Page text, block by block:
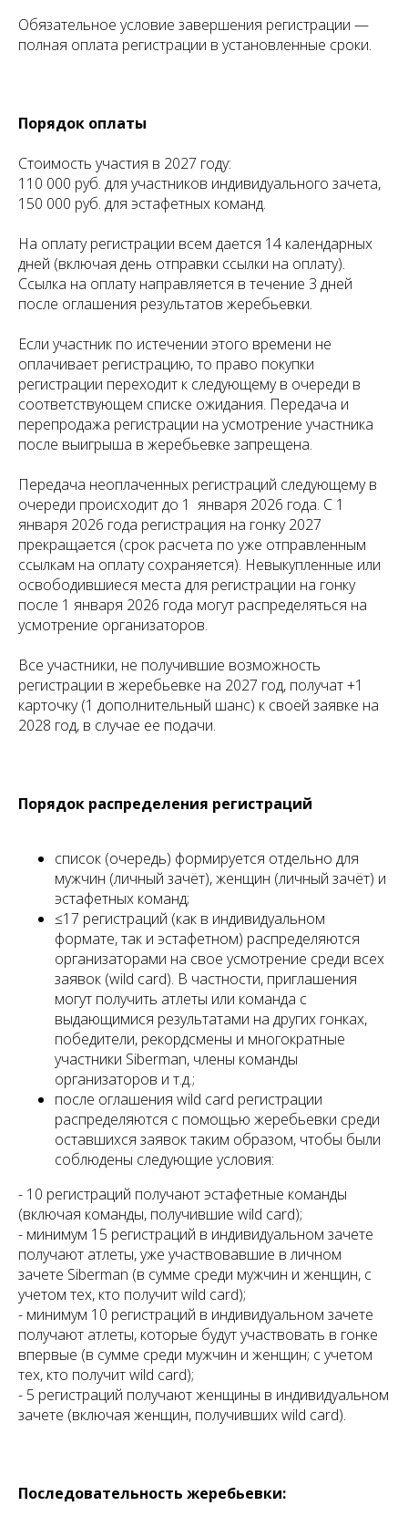
Обязательное условие завершения регистрации —
полная оплата регистрации в установленные сроки.
Порядок оплаты
Стоимость участия в 2027 году:
110 000 руб. для участников индивидуального зачета,
150 000 руб. для эстафетных команд.
На оплату регистрации всем дается 14 календарных
дней (включая день отправки ссылки на оплату).
Ссылка на оплату направляется в течение 3 дней
после оглашения результатов жеребьевки.
Если участник по истечении этого времени не
оплачивает регистрацию, то право покупки
регистрации переходит к следующему в очереди в
соответствующем списке ожидания. Передача и
перепродажа регистрации на усмотрение участника
после выигрыша в жеребьевке запрещена.
Передача неоплаченных регистраций следующему в
очереди происходит до 1 января 2026 года. С 1
января 2026 года регистрация на гонку 2027
прекращается (срок расчета по уже отправленным
ссылкам на оплату сохраняется). Невыкупленные или
освободившиеся места для регистрации на гонку
после 1 января 2026 года могут распределяться на
усмотрение организаторов.
Все участники, не получившие возможность
регистрации в жеребьевке на 2027 год, получат +1
карточку (1 дополнительный шанс) к своей заявке на
2028 год, в случае ее подачи.
Порядок распределения регистраций
список (очередь) формируется отдельно для
мужчин (личный зачёт), женщин (личный зачёт) и
эстафетных команд;
≤17 регистраций (как в индивидуальном
формате, так и эстафетном) распределяются
организаторами на свое усмотрение среди всех
заявок (wild card). В частности, приглашения
могут получить атлеты или команда с
выдающимися результатами на других гонках,
победители, рекордсмены и многократные
участники Siberman, члены команды
организаторов и т.д.;
после оглашения wild card регистрации
распределяются с помощью жеребьевки среди
оставшихся заявок таким образом, чтобы были
соблюдены следующие условия:
- 10 регистраций получают эстафетные команды
(включая команды, получившие wild card);
- минимум 15 регистраций в индивидуальном зачете
получают атлеты, уже участвовавшие в личном
зачете Siberman (в сумме среди мужчин и женщин, с
учетом тех, кто получит wild card);
- минимум 10 регистраций в индивидуальном зачете
получают атлеты, которые будут участвовать в гонке
впервые (в сумме среди мужчин и женщин; с учетом
тех, кто получит wild card);
- 5 регистраций получают женщины в индивидуальном
зачете (включая женщин, получивших wild card).
Последовательность жеребьевки: